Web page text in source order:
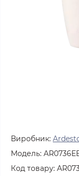
Виробник:
Модель:
Код товару: